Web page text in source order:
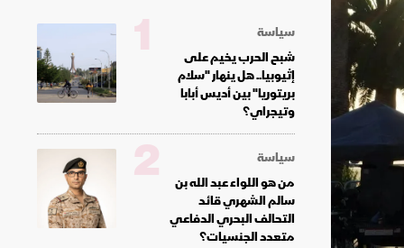
سياسة
شبح الحرب يخيم على
إثيوبيا.. هل ينهار "سلام
بريتوريا" بين أديس أبابا
وتيجراي؟
1
سياسة
من هو اللواء عبد الله بن
سالم الشهري قائد
التحالف البحري الدفاعي
متعدد الجنسيات؟
2